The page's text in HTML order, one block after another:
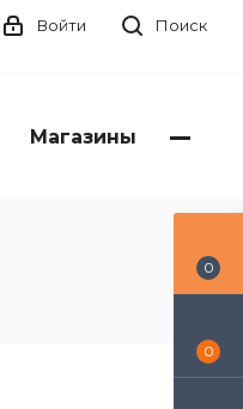
Поиск
Войти
Магазины
0
0